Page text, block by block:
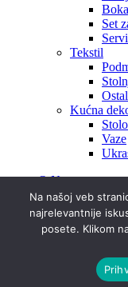
Set
Tekstil
Kućna
Vaze
O Nama
Projekti
Prostorije
Ideje i inspiracije
Kontakt
Na našoj veb
najrelevantnije
posete. Klikom